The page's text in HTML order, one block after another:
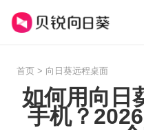
首页 > 向日葵远程桌面
如何用向日
手机？